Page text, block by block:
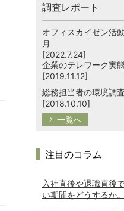
調査レポート
オフィスカイゼン活
月
[2022.7.24]
企業のテレワーク実
[2019.11.12]
総務担当者の環境調
[2018.10.10]
一覧へ
注目のコラム
入社直後や退職直後
い期間をどうするか。